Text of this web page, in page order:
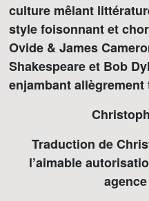
culture mêlant
style foisonnant et
Ovide & James
Shakespeare et Bob
enjambant allègrement
Traduction de
l’aimable